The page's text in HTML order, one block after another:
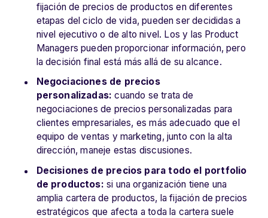
fijación de precios de productos en diferentes
etapas del ciclo de vida, pueden ser decididas a
nivel ejecutivo o de alto nivel. Los y las Product
Managers pueden proporcionar información, pero
la decisión final está más allá de su alcance.
Negociaciones de precios
personalizadas: cuando se trata de
negociaciones de precios personalizadas para
clientes empresariales, es más adecuado que el
equipo de ventas y marketing, junto con la alta
dirección, maneje estas discusiones.
Decisiones de precios para todo el portfolio
de productos: si una organización tiene una
amplia cartera de productos, la fijación de precios
estratégicos que afecta a toda la cartera suele